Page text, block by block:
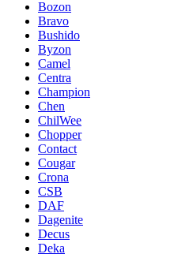
Bozon
Bravo
Bushido
Byzon
Camel
Centra
Champion
Chen
ChilWee
Chopper
Contact
Cougar
Crona
CSB
DAF
Dagenite
Decus
Deka